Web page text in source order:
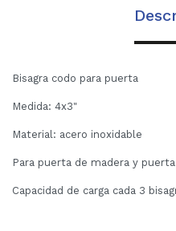
Bisagra codo para puerta
Medida: 4x3"
Material: acero inoxidable
Para puerta de madera y
Capacidad de carga cada 3